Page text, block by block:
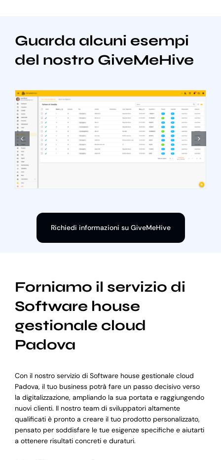
Guarda alcuni esempi
del nostro GiveMeHive
Richiedi informazioni su GiveMeHive
Forniamo il servizio di
Software house
gestionale cloud
Padova
Con il nostro servizio di Software house gestionale cloud
Padova, il tuo business potrà fare un passo decisivo verso
la digitalizzazione, ampliando la sua portata e raggiungendo
nuovi clienti. Il nostro team di sviluppatori altamente
qualificati è pronto a creare il tuo prodotto personalizzato,
pensato per soddisfare le tue esigenze specifiche e aiutarti
a ottenere risultati concreti e duraturi.